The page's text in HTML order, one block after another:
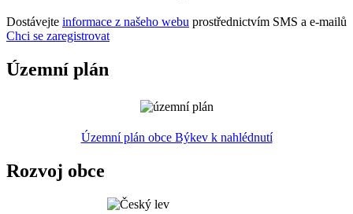
Dostávejte informace z našeho webu prostřednictvím SMS a e-mailů
Chci se zaregistrovat
Územní plán
Územní plán obce Býkev k nahlédnutí
Rozvoj obce